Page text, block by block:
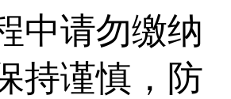
中请勿缴纳
持谨慎，防